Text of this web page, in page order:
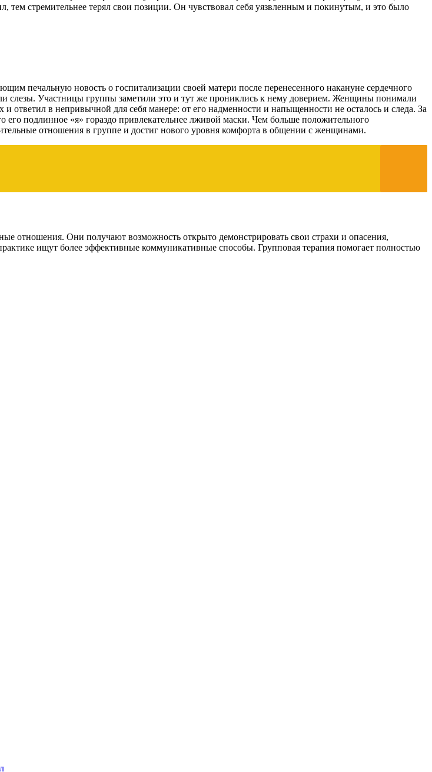
стремительнее терял свои позиции. Он чувствовал себя уязвленным и покинутым, и это было
печальную новость о госпитализации своей матери после перенесенного накануне сердечного
слезы. Участницы группы заметили это и тут же прониклись к нему доверием. Женщины понимали
в непривычной для себя манере: от его надменности и напыщенности не осталось и следа. За
его подлинное «я» гораздо привлекательнее лживой маски. Чем больше положительного
отношения в группе и достиг нового уровня комфорта в общении с женщинами.
отношения. Они получают возможность открыто демонстрировать свои страхи и опасения,
ищут более эффективные коммуникативные способы. Групповая терапия помогает полностью